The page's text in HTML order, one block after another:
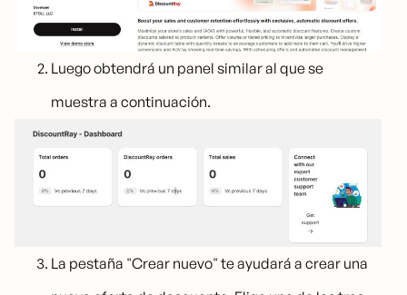
Luego obtendrá un panel similar al que se
muestra a continuación.
La pestaña "Crear nuevo" te ayudará a crear una